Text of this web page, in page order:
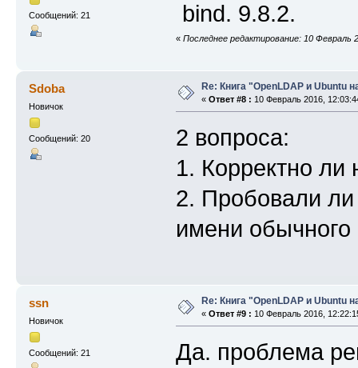
Сообщений: 21 bind. 9.8.2.
« Последнее редактирование: 10 Февраль
Sdoba
Новичок
Сообщений: 20
Re: Книга "OpenLDAP и Ubuntu
« Ответ #8 : 10 Февраль 2016,
2 вопроса:
1. Корректно ли
2. Пробовали
имени обычного
ssn
Новичок
Сообщений: 21
Re: Книга "OpenLDAP и Ubuntu
« Ответ #9 : 10 Февраль 2016,
Да. проблема